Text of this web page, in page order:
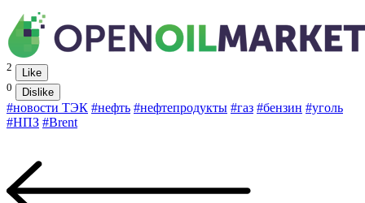
2
Like
0
Dislike
#новости ТЭК #нефть #нефтепродукты #газ #бензин #уголь
#НПЗ #Brent